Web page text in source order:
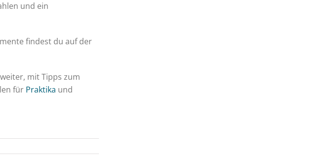
und ein
findest du auf der
mit Tipps zum
für Praktika und